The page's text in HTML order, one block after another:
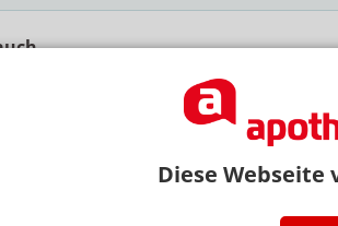
Diese Webseite
Großeinsatz nach Apotheken-Einbruch
Einbrecher verwüstet Apotheke mit